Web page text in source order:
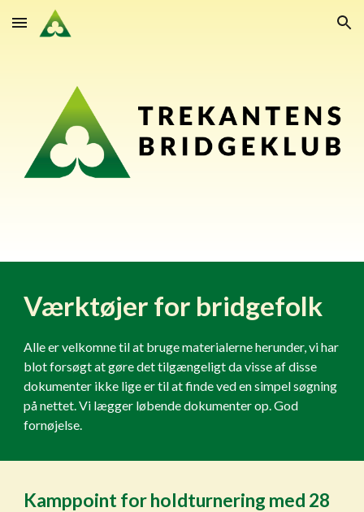
Skip to main content Skip to navigation
Værktøjer for bridgefolk
Alle er velkomne til at bruge materialerne herunder, vi har
blot forsøgt at gøre det tilgængeligt da visse af disse
dokumenter ikke lige er til at finde ved en simpel søgning
på nettet. Vi lægger løbende dokumenter op. God
fornøjelse.
Kamppoint for holdturnering med 28